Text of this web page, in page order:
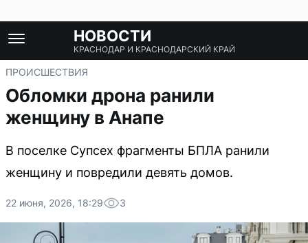
НОВОСТИ
КРАСНОДАР И КРАСНОДАРСКИЙ КРАЙ
ПРОИСШЕСТВИЯ
Обломки дрона ранили
женщину в Анапе
В поселке Супсех фрагменты БПЛА ранили
женщину и повредили девять домов.
22 июня, 2026, 18:29 3